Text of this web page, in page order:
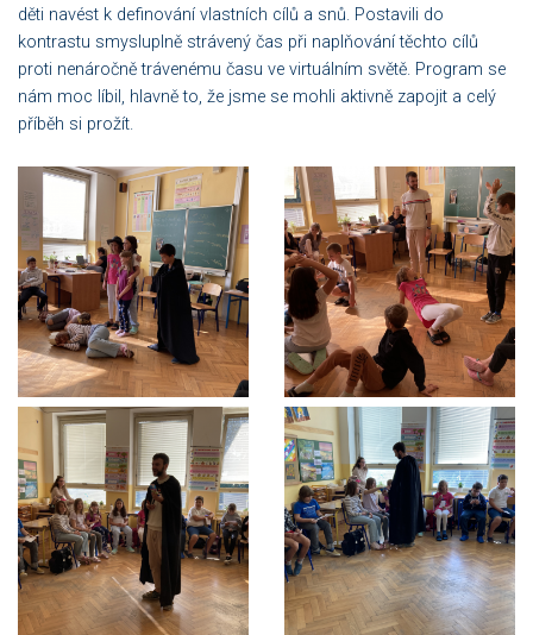
děti navést k definování vlastních cílů a snů. Postavili do
kontrastu smysluplně strávený čas při naplňování těchto cílů
proti nenáročně trávenému času ve virtuálním světě. Program se
nám moc líbil, hlavně to, že jsme se mohli aktivně zapojit a celý
příběh si prožít.